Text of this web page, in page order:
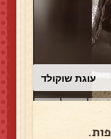
עוגת שוקולד